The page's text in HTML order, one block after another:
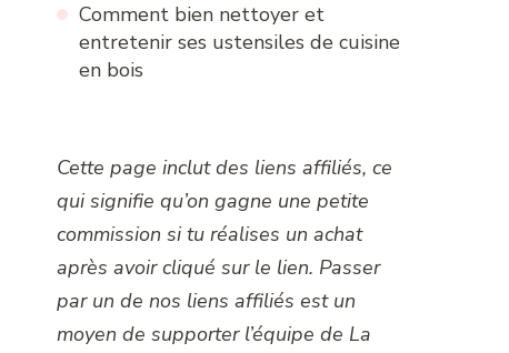
Comment bien nettoyer et
entretenir ses ustensiles de cuisine
en bois
Cette page inclut des liens affiliés, ce
qui signifie qu’on gagne une petite
commission si tu réalises un achat
après avoir cliqué sur le lien. Passer
par un de nos liens affiliés est un
moyen de supporter l’équipe de La